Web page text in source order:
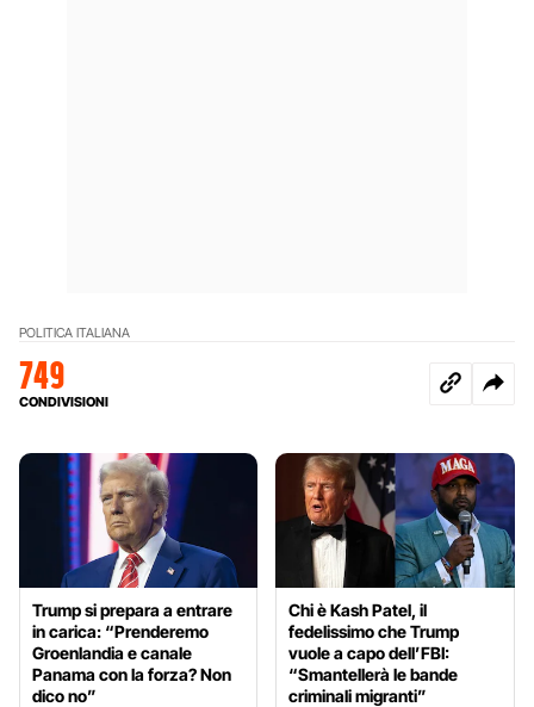
POLITICA ITALIANA
749
CONDIVISIONI
Trump si prepara a entrare
in carica: “Prenderemo
Groenlandia e canale
Panama con la forza? Non
dico no”
Chi è Kash Patel, il
fedelissimo che Trump
vuole a capo dell’FBI:
“Smantellerà le bande
criminali migranti”